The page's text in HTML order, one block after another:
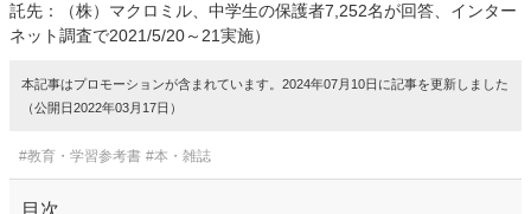
託先：（株）マクロミル、中学生の保護者7,252名が回答、インター
ネット調査で2021/5/20～21実施）
本記事はプロモーションが含まれています。2024年07月10日に記事を更新しました
（公開日2022年03月17日）
#教育・学習参考書 #本・雑誌
目次